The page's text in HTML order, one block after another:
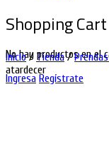
Shopping Cart
No hay productos en el
Ingresa Regístrate
Inicio/ Tienda/
atardecer